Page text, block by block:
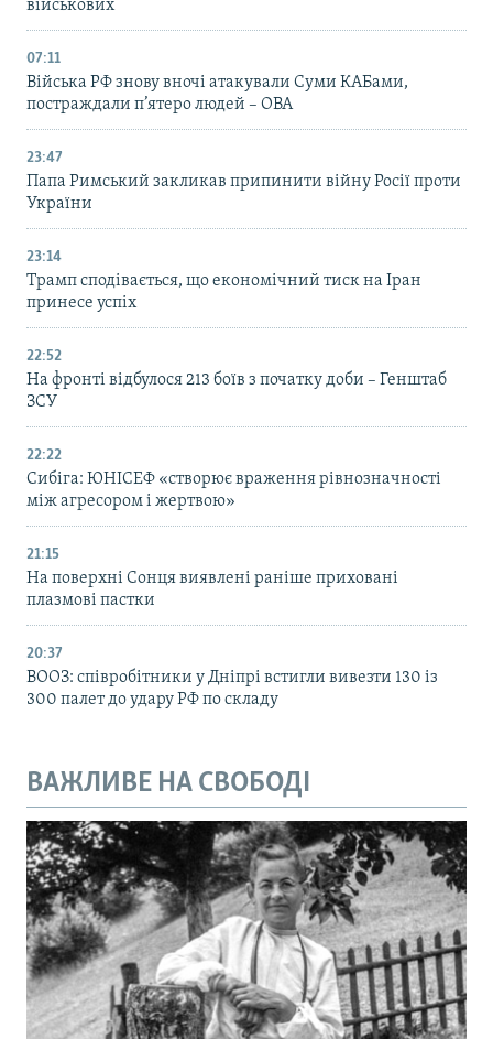
військових
07:11
Війська РФ знову вночі атакували Суми КАБами,
постраждали п’ятеро людей – ОВА
23:47
Папа Римський закликав припинити війну Росії проти
України
23:14
Трамп сподівається, що економічний тиск на Іран
принесе успіх
22:52
На фронті відбулося 213 боїв з початку доби – Генштаб
ЗСУ
22:22
Сибіга: ЮНІСЕФ «створює враження рівнозначності
між агресором і жертвою»
21:15
На поверхні Сонця виявлені раніше приховані
плазмові пастки
20:37
ВООЗ: співробітники у Дніпрі встигли вивезти 130 із
300 палет до удару РФ по складу
ВАЖЛИВЕ НА СВОБОДІ